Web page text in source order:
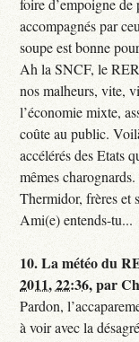
foire d’empoigne
accompagnés par
soupe est bonne
Ah la SNCF, le
nos malheurs, vite,
l’économie mixte,
coûte au public.
accélérés des Etats
mêmes
Thermidor, frères et
Ami(e) entends-tu...
10.La météo du
2011, 22:36,par
Pardon,
à voir avec la